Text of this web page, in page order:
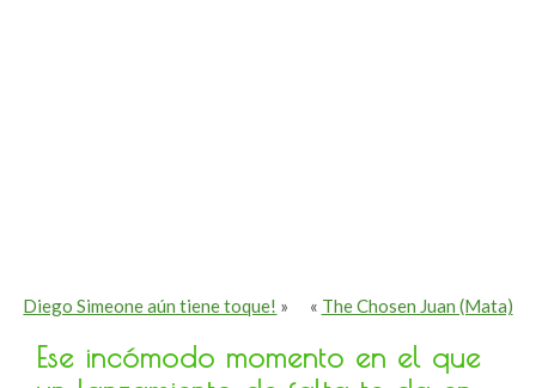
Diego Simeone aún tiene toque! » « The Chosen Juan (Mata)
Ese incómodo momento en el que